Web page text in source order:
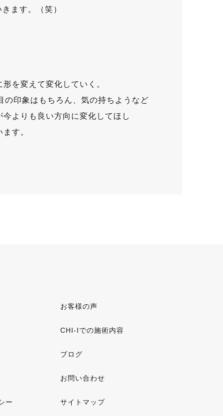
ます。（笑）
を変えて変化していく。
の印象はもちろん、気の持ちようなど
よりも良い方向に変化してほし
す。
お客様の声
CHI-Iでの施術内容
ブログ
お問い合わせ
ー サイトマップ